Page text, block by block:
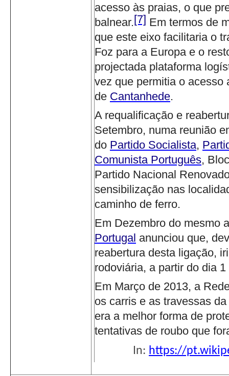
acesso às praias, o que
balnear.[7] Em termos de
que este eixo facilitaria o
Foz para a Europa e o
projectada plataforma
vez que permitia o acesso
de Cantanhede.
A requalificação e
Setembro, numa reunião
do Partido Socialista,
Comunista Português,
Partido Nacional
sensibilização nas
caminho de ferro.
Em Dezembro do mesmo
Portugal anunciou que,
reabertura desta ligação,
rodoviária, a partir do dia
Em Março de 2013, a
os carris e as travessas
era a melhor forma de
tentativas de roubo que
In: https://